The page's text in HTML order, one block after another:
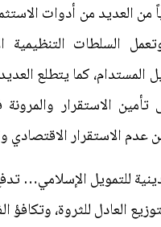
العديد من أدوات
السلطات
المستدام، كما يتطلع
تأمين الاستقرار
عدم الاستقرار
للتمويل الإسلامي…
العادل للثروة،